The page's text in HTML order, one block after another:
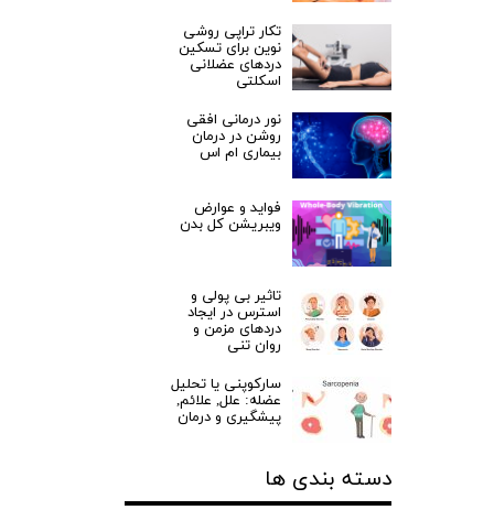
تکار تراپی روشی
نوین برای تسکین
دردهای عضلانی
اسکلتی
نور درمانی افقی
روشن در درمان
بیماری ام اس
فواید و عوارض
ویبریشن کل بدن
تاثیر بی پولی و
استرس در ایجاد
دردهای مزمن و
روان تنی
سارکوپنی یا تحلیل
عضله: علل, علائم,
پیشگیری و درمان
دسته بندی ها